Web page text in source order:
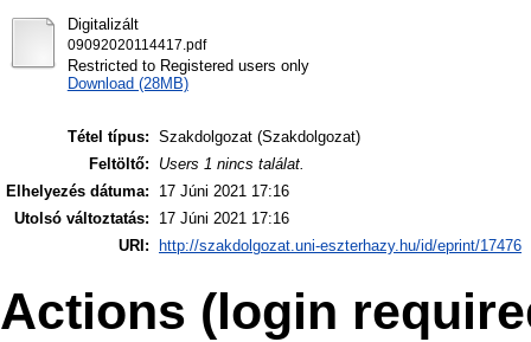
Digitalizált
09092020114417.pdf
Restricted to Registered users only
Download (28MB)
Tétel típus: Szakdolgozat (Szakdolgozat)
Feltöltő:
Users 1 nincs találat.
Elhelyezés dátuma:
17 Júni 2021 17:16
Utolsó változtatás:
17 Júni 2021 17:16
URI:
http://szakdolgozat.uni-eszterhazy.hu/id/eprint/17476
Actions (login